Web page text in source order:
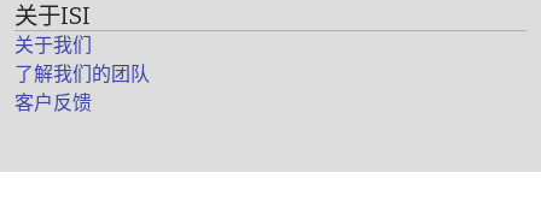
关于ISI
关于我们
了解我们的团队
客户反馈